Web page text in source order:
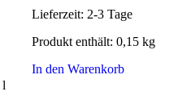
l
Lieferzeit: 2-3 Tage
Produkt enthält: 0,15 kg
In den Warenkorb